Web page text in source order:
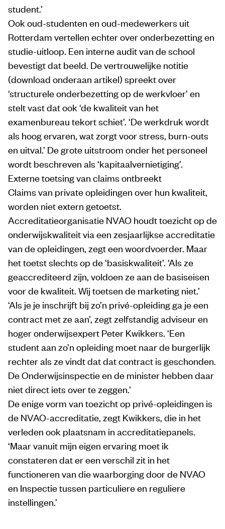
student.’
Ook oud-studenten en oud-medewerkers uit
Rotterdam vertellen echter over onderbezetting en
studie-uitloop. Een interne audit van de school
bevestigt dat beeld. De vertrouwelijke notitie
(download onderaan artikel) spreekt over
‘structurele onderbezetting op de werkvloer’ en
stelt vast dat ook ‘de kwaliteit van het
examenbureau tekort schiet’. ‘De werkdruk wordt
als hoog ervaren, wat zorgt voor stress, burn-outs
en uitval.’ De grote uitstroom onder het personeel
wordt beschreven als ‘kapitaalvernietiging’.
Externe toetsing van claims ontbreekt
Claims van private opleidingen over hun kwaliteit,
worden niet extern getoetst.
Accreditatieorganisatie NVAO houdt toezicht op de
onderwijskwaliteit via een zesjaarlijkse accreditatie
van de opleidingen, zegt een woordvoerder. Maar
het toetst slechts op de ‘basiskwaliteit’. ‘Als ze
geaccrediteerd zijn, voldoen ze aan de basiseisen
voor de kwaliteit. Wij toetsen de marketing niet.’
‘Als je je inschrijft bij zo’n privé-opleiding ga je een
contract met ze aan’, zegt zelfstandig adviseur en
hoger onderwijsexpert Peter Kwikkers. ‘Een
student aan zo’n opleiding moet naar de burgerlijk
rechter als ze vindt dat dat contract is geschonden.
De Onderwijsinspectie en de minister hebben daar
niet direct iets over te zeggen.’
De enige vorm van toezicht op privé-opleidingen is
de NVAO-accreditatie, zegt Kwikkers, die in het
verleden ook plaatsnam in accreditatiepanels.
‘Maar vanuit mijn eigen ervaring moet ik
constateren dat er een verschil zit in het
functioneren van die waarborging door de NVAO
en Inspectie tussen particuliere en reguliere
instellingen.’